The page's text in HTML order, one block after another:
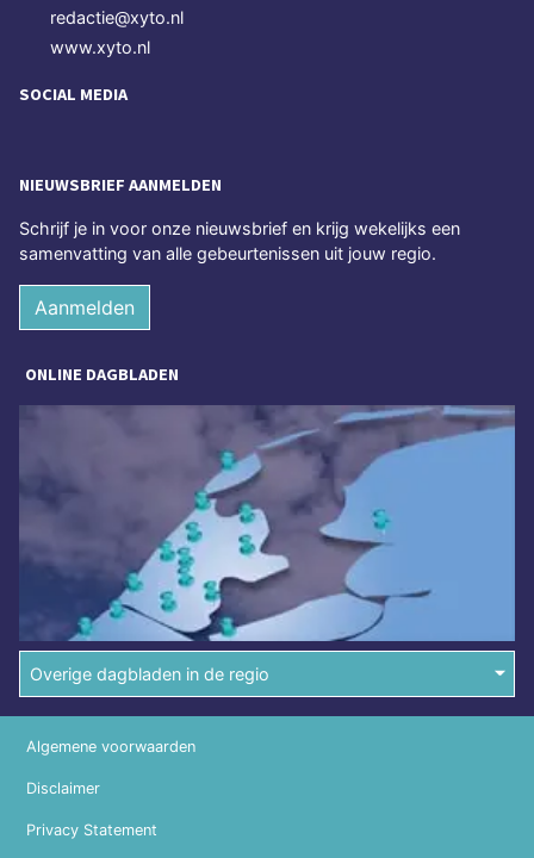
redactie@xyto.nl
www.xyto.nl
SOCIAL MEDIA
NIEUWSBRIEF AANMELDEN
Schrijf je in voor onze nieuwsbrief en krijg wekelijks een
samenvatting van alle gebeurtenissen uit jouw regio.
Aanmelden
ONLINE DAGBLADEN
Overige dagbladen in de regio
Algemene voorwaarden
Disclaimer
Privacy Statement